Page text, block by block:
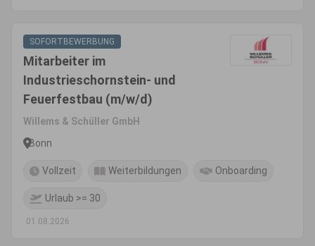
SOFORTBEWERBUNG
Mitarbeiter im
Industrieschornstein- und
Feuerfestbau (m/w/d)
Willems & Schüller GmbH
Bonn
Vollzeit Weiterbildungen Onboarding
Urlaub >= 30
01.08.2026